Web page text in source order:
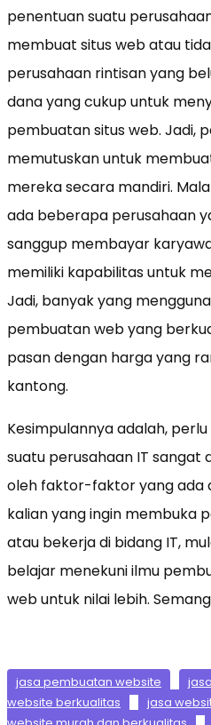
penentuan suatu
membuat situs web atau
perusahaan rintisan yang
dana yang cukup untuk
pembuatan situs web. Jadi,
memutuskan untuk
mereka secara mandiri.
ada beberapa perusahaan
sanggup membayar
memiliki kapabilitas untuk
Jadi, banyak yang
pembuatan web yang
pasan dengan harga yang
kantong.
Kesimpulannya adalah,
suatu perusahaan IT sangat
oleh faktor-faktor yang ada
kalian yang ingin membuka
atau bekerja di bidang IT,
belajar menekuni ilmu
web untuk nilai lebih.
jasa pembuatan website
website berkualitas
jasa